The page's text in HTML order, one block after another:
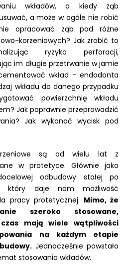
wkładów, a kiedy ząb
a może w ogóle nie robić
opracować ząb pod różne
korzeniowych? Jak zrobić to
ryzyko perforacji,
im długie przetrwanie w jamie
wkład - endodonta
wkładu do danego przypadku
powierzchnię wkładu
Jak poprawnie przeprowadzić
Jak wykonać wycisk pod
są od wielu lat z
w protetyce. Głównie jako
odbudowy stałej po
który daje nam możliwość
pracy protetycznej. Mimo, że
szeroko stosowane,
mają wiele wątpliwości
na każdym etapie
Jednocześnie powstało
stosowania wkładów.